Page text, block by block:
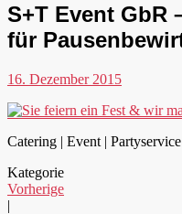
S+T Event GbR
für
16. Dezember 2015
Catering | Event | Partyservice
Kategorie
Vorherige
|